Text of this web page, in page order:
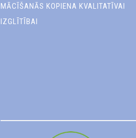
MĀCĪŠANĀS KOPIENA KVALITATĪVAI
IZGLĪTĪBAI